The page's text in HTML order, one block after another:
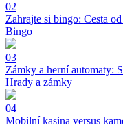
02
Zahrajte si bingo: Cesta
Bingo
03
Zámky a herní automaty:
Hrady a zámky
04
Mobilní kasina versus